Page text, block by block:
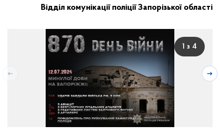
Відділ комунікації поліції Запорізької області
1 з 4